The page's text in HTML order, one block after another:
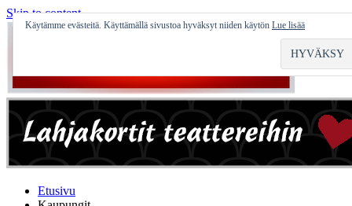
Skip to content
Etusivu
Käytämme evästeitä. Käyttämällä sivustoa hyväksyt niiden käytön Lue lisää